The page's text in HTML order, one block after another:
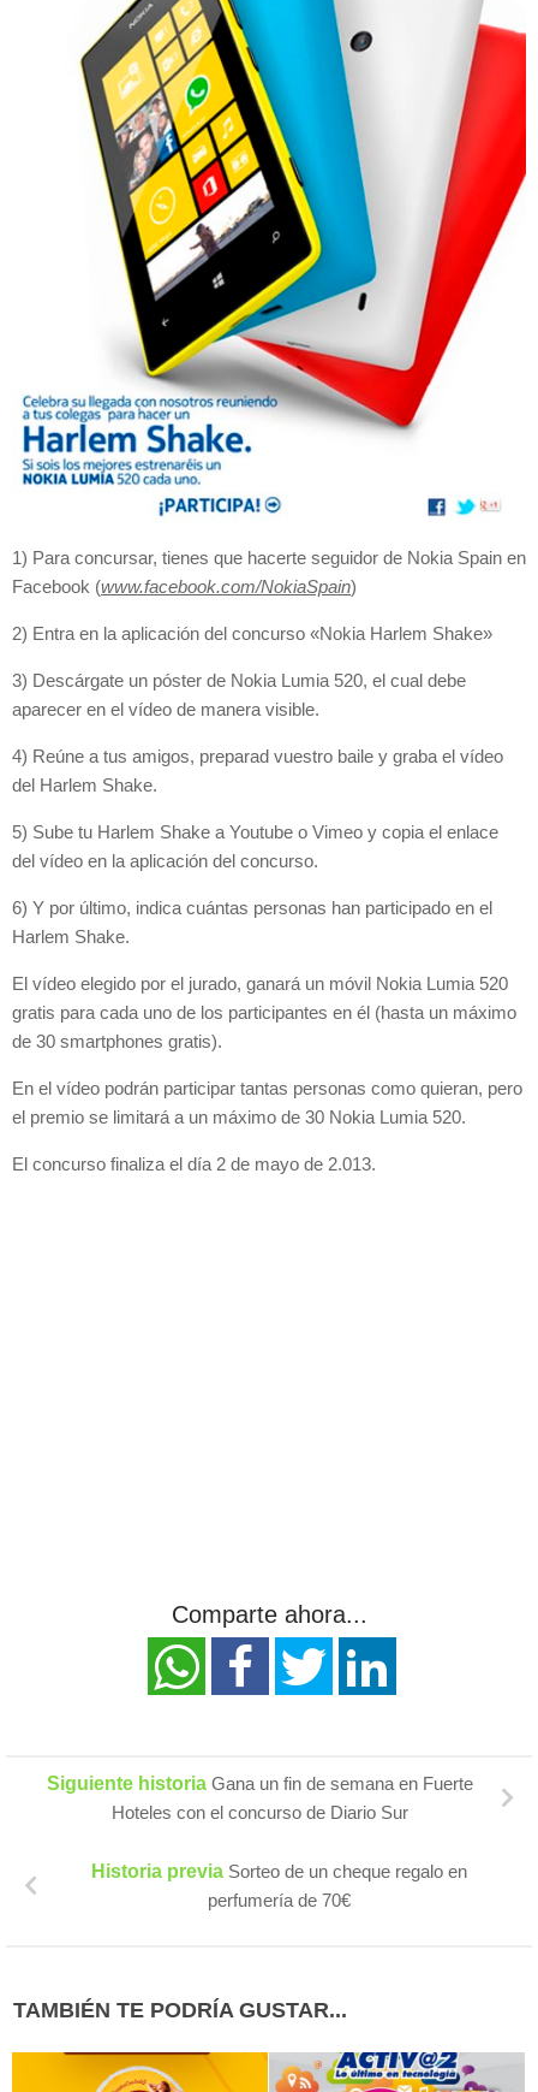
1) Para concursar, tienes que hacerte seguidor de Nokia Spain en
Facebook (www.facebook.com/NokiaSpain)
2) Entra en la aplicación del concurso «Nokia Harlem Shake»
3) Descárgate un póster de Nokia Lumia 520, el cual debe
aparecer en el vídeo de manera visible.
4) Reúne a tus amigos, preparad vuestro baile y graba el vídeo
del Harlem Shake.
5) Sube tu Harlem Shake a Youtube o Vimeo y copia el enlace
del vídeo en la aplicación del concurso.
6) Y por último, indica cuántas personas han participado en el
Harlem Shake.
El vídeo elegido por el jurado, ganará un móvil Nokia Lumia 520
gratis para cada uno de los participantes en él (hasta un máximo
de 30 smartphones gratis).
En el vídeo podrán participar tantas personas como quieran, pero
el premio se limitará a un máximo de 30 Nokia Lumia 520.
El concurso finaliza el día 2 de mayo de 2.013.
Comparte ahora...
Siguiente historia Gana un fin de semana en Fuerte
Hoteles con el concurso de Diario Sur
Historia previa Sorteo de un cheque regalo en
perfumería de 70€
TAMBIÉN TE PODRÍA GUSTAR...